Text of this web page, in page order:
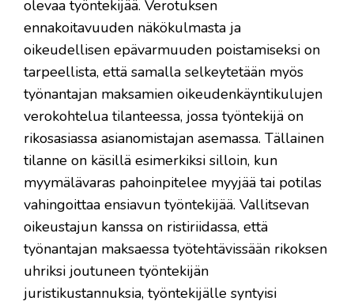
olevaa työntekijää. Verotuksen
ennakoitavuuden näkökulmasta ja
oikeudellisen epävarmuuden poistamiseksi on
tarpeellista, että samalla selkeytetään myös
työnantajan maksamien oikeudenkäyntikulujen
verokohtelua tilanteessa, jossa työntekijä on
rikosasiassa asianomistajan asemassa. Tällainen
tilanne on käsillä esimerkiksi silloin, kun
myymälävaras pahoinpitelee myyjää tai potilas
vahingoittaa ensiavun työntekijää. Vallitsevan
oikeustajun kanssa on ristiriidassa, että
työnantajan maksaessa työtehtävissään rikoksen
uhriksi joutuneen työntekijän
juristikustannuksia, työntekijälle syntyisi